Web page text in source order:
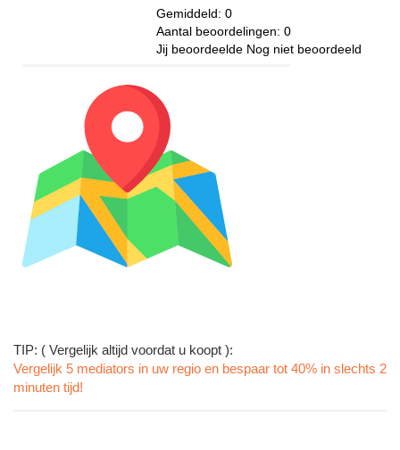
Gemiddeld: 0
Aantal beoordelingen: 0
Jij beoordeelde Nog niet beoordeeld
TIP: ( Vergelijk altijd voordat u koopt ):
Vergelijk 5 mediators in uw regio en bespaar tot 40% in slechts 2
minuten tijd!